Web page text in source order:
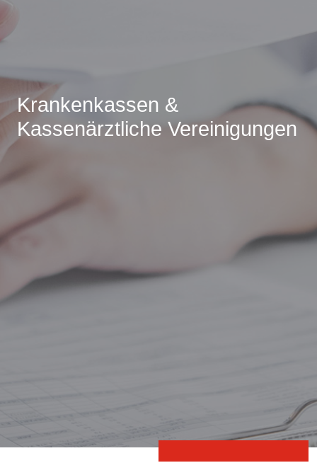
Krankenkassen &
Kassenärztliche Vereinigungen